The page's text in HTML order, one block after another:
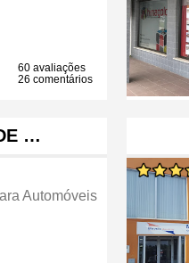
60 avaliações
26 comentários
…
Automóveis